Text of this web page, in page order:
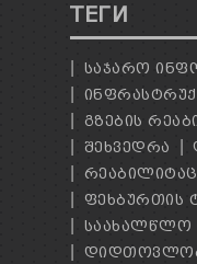
ТЕГИ
ᲡᲐᲯᲐᲠᲝ
ᲒᲖᲔᲑᲘᲡ
ᲨᲔᲮᲕᲔᲓᲠᲐ
ᲤᲔᲮᲑᲣᲠᲗᲘᲡ
ᲡᲐᲐᲮᲐᲚᲬᲚᲝ